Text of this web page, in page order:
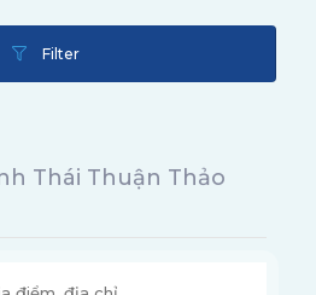
Filter
Thái Thuận Thảo